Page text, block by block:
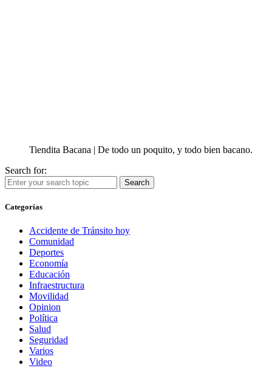
Tiendita Bacana | De todo un poquito, y todo bien bacano.
Search for:
Search
Categorías
Accidente de Tránsito hoy
Comunidad
Deportes
Economía
Educación
Infraestructura
Movilidad
Opinion
Política
Salud
Seguridad
Varios
Video